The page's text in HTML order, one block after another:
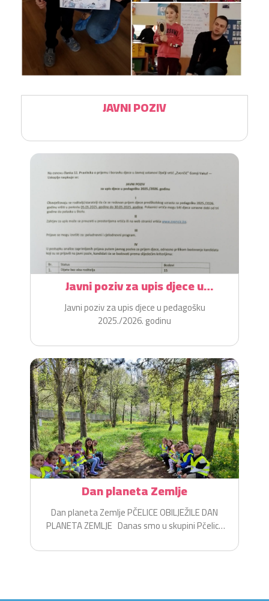
JAVNI POZIV
Javni poziv za upis djece u
pedagošku 2025./2026. godinu
Javni poziv za upis djece u pedagošku
2025./2026. godinu
Dan planeta Zemlje
Dan planeta Zemlje PČELICE OBILJEŽILE DAN
PLANETA ZEMLJE Danas smo u skupini Pčelice